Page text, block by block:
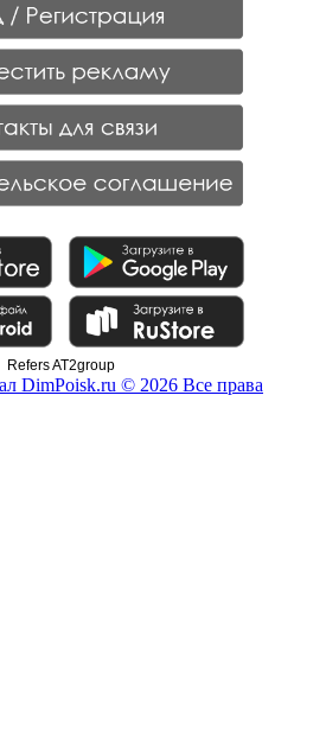
Refers AT2group
DimPoisk.ru © 2026 Все права